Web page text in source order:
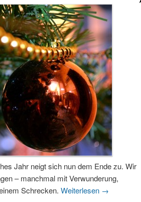
Jahr neigt sich nun dem Ende zu. Wir
– manchmal mit Verwunderung,
Schrecken. Weiterlesen →